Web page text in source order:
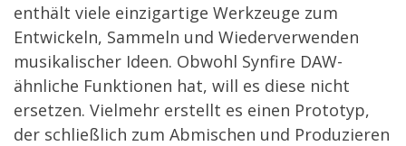
enthält viele einzigartige Werkzeuge zum
Entwickeln, Sammeln und Wiederverwenden
musikalischer Ideen. Obwohl Synfire DAW-
ähnliche Funktionen hat, will es diese nicht
ersetzen. Vielmehr erstellt es einen Prototyp,
der schließlich zum Abmischen und Produzieren